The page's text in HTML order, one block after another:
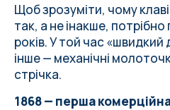
Щоб зрозуміти, чому
так, а не інакше,
років. У той час «швидкий
інше — механічні
стрічка.
1868 — перша